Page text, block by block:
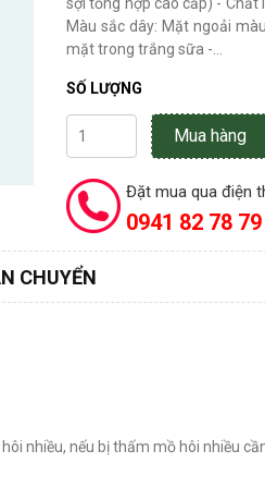
Màu sắc dây: Mặt ngoải
mặt trong trắng sữa -...
SỐ LƯỢNG
Mua hàng
Đặt mua qua điện
0941 82 78 79
CHUYỂN
nhiều, nếu bị thấm mồ hôi nhiều